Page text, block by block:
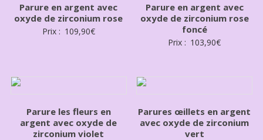
Parure en argent avec
oxyde de zirconium rose
Prix : 109,90€
Parure en argent avec
oxyde de zirconium rose
foncé
Prix : 103,90€
Parure les fleurs en
argent avec oxyde de
zirconium violet
Parures œillets en argent
avec oxyde de zirconium
vert